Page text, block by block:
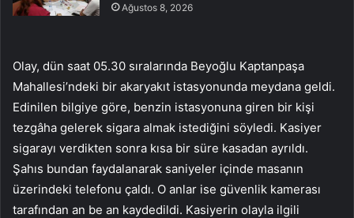
Ağustos 8, 2026
Olay, dün saat 05.30 sıralarında Beyoğlu Kaptanpaşa
Mahallesi’ndeki bir akaryakıt istasyonunda meydana geldi.
Edinilen bilgiye göre, benzin istasyonuna giren bir kişi
tezgâha gelerek sigara almak istediğini söyledi. Kasiyer
sigarayı verdikten sonra kısa bir süre kasadan ayrıldı.
Şahıs bundan faydalanarak saniyeler içinde masanın
üzerindeki telefonu çaldı. O anlar ise güvenlik kamerası
tarafından an be an kaydedildi. Kasiyerin olayla ilgili